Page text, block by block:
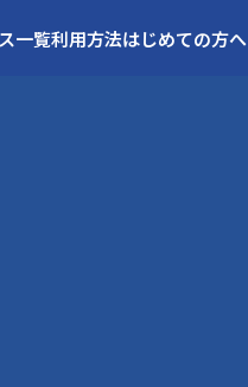
一覧利用方法はじめての方へ